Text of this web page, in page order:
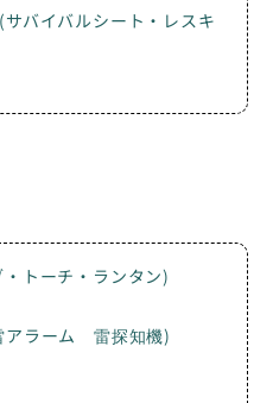
バイバルシート・レスキ
トーチ・ランタン)
ラーム 雷探知機)